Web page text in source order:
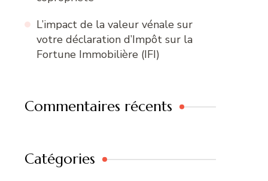
L’impact de la valeur vénale sur
votre déclaration d’Impôt sur la
Fortune Immobilière (IFI)
Commentaires récents
Catégories